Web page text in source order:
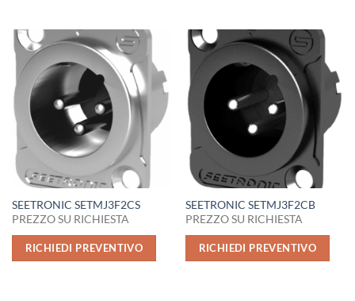
SEETRONIC SETMJ3F2CS
PREZZO SU RICHIESTA
RICHIEDI PREVENTIVO
SEETRONIC SETMJ3F2CB
PREZZO SU RICHIESTA
RICHIEDI PREVENTIVO